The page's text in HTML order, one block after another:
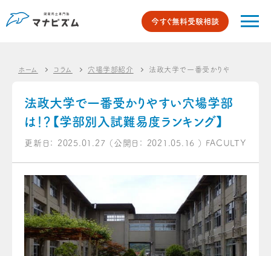
今すぐ無料受験相談
ホーム コラム 穴場学部紹介 法政大学で一番受かりやすい穴場学
法政大学で一番受かりやすい穴場学部
は！？【学部別入試難易度ランキング】
更新日： 2025.01.27 （公開日： 2021.05.16 ） FACULTY